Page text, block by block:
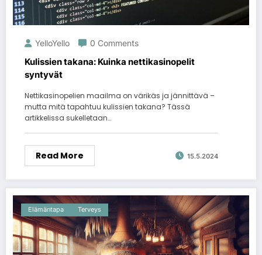
YelloYello 0 Comments
Kulissien takana: Kuinka nettikasinopelit
syntyvät
Nettikasinopelien maailma on värikäs ja jännittävä –
mutta mitä tapahtuu kulissien takana? Tässä
artikkelissa sukelletaan…
Read More 15.5.2024
Elämäntapa Terveys